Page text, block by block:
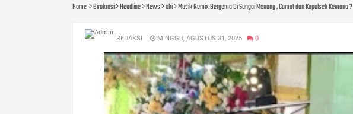
Home Birokrasi Headline News oki Musik Remix Bergema Di Sungai Menang , Camat dan Kapolsek Kemana ?
REDAKSI MINGGU, AGUSTUS 31, 2025 0